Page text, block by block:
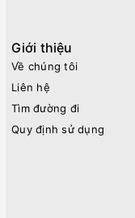
Giới thiệu
Về chúng tôi
Liên hệ
Tìm đường đi
Quy định sử dụng